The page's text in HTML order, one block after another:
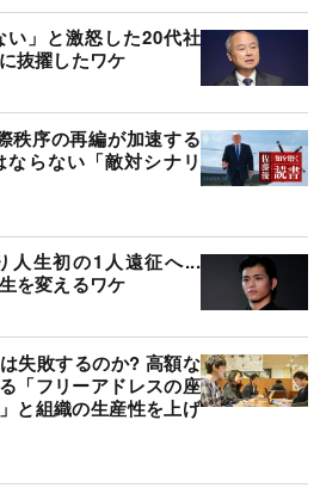
」と激怒した20代社
抜擢したワケ
秩序の再編が加速する
らない「敵対シナリ
人生初の1人遠征へ...
を変えるワケ
失敗するのか? 高額な
「フリーアドレスの座
と組織の生産性を上げ